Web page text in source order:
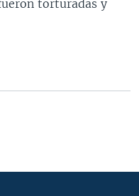
torturadas y